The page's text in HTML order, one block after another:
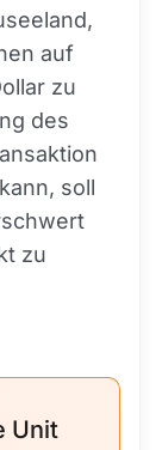
auf
zu
des
soll
zu
Unit